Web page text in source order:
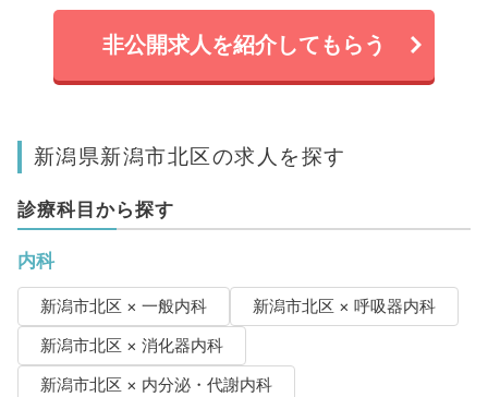
非公開求人を紹介してもらう
新潟県新潟市北区の求人を探す
診療科目から探す
内科
新潟市北区 × 一般内科
新潟市北区 × 呼吸器内科
新潟市北区 × 消化器内科
新潟市北区 × 内分泌・代謝内科